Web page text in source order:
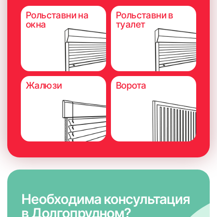
проема рольставни могут не давать полностью открывать
створки.
При внутреннем способе установки крепеж выполняется
враспор. Чтобы конструкция не деформировалась и
работала корректно, контур должен быть ровным, с
допустимым отклонением прилегания от нижней
горизонтали 5 мм/м.п.
Рольставни на
окна
Рольставни в
туалет
Жалюзи Ворота
Необходима консультация
в Долгопрудном?